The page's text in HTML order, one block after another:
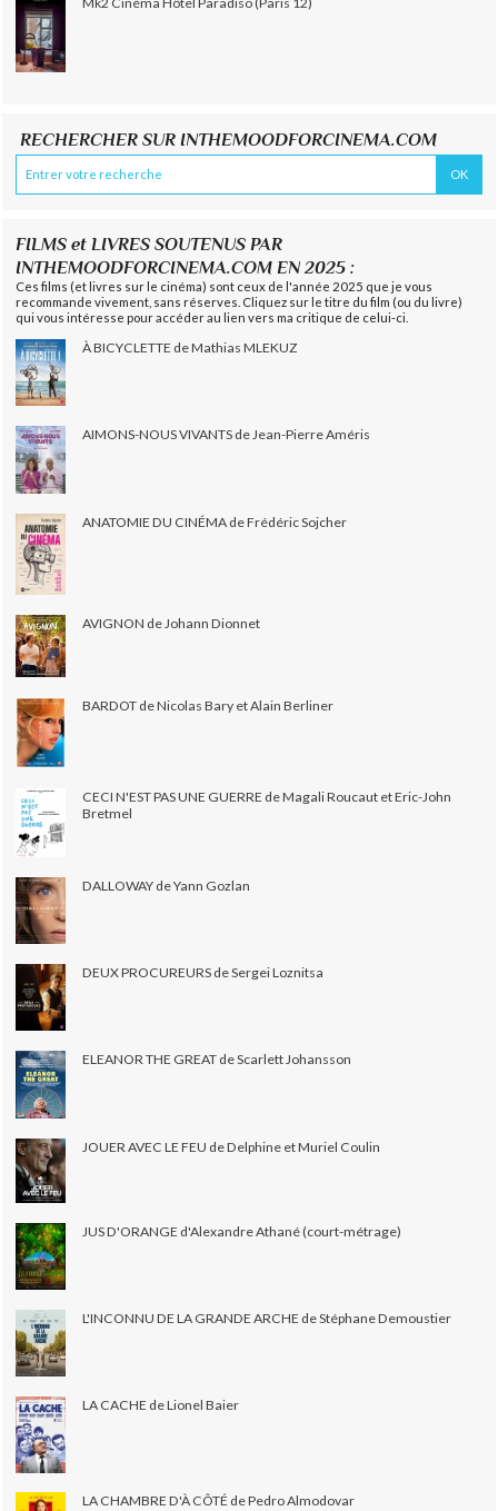
RECHERCHER SUR INTHEMOODFORCINEMA.COM
FILMS et LIVRES SOUTENUS PAR
INTHEMOODFORCINEMA.COM EN 2025 :
Ces films (et livres sur le cinéma) sont ceux de l'année 2025 que je vous
recommande vivement, sans réserves. Cliquez sur le titre du film (ou du livre)
qui vous intéresse pour accéder au lien vers ma critique de celui-ci.
À BICYCLETTE de Mathias MLEKUZ
AIMONS-NOUS VIVANTS de Jean-Pierre Améris
ANATOMIE DU CINÉMA de Frédéric Sojcher
AVIGNON de Johann Dionnet
BARDOT de Nicolas Bary et Alain Berliner
CECI N'EST PAS UNE GUERRE de Magali Roucaut et Eric-John
Bretmel
DALLOWAY de Yann Gozlan
DEUX PROCUREURS de Sergei Loznitsa
ELEANOR THE GREAT de Scarlett Johansson
JOUER AVEC LE FEU de Delphine et Muriel Coulin
JUS D'ORANGE d'Alexandre Athané (court-métrage)
L'INCONNU DE LA GRANDE ARCHE de Stéphane Demoustier
LA CACHE de Lionel Baier
LA CHAMBRE D'À CÔTÉ de Pedro Almodovar